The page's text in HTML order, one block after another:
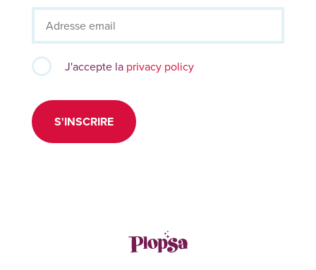
J'accepte la privacy policy
S'INSCRIRE